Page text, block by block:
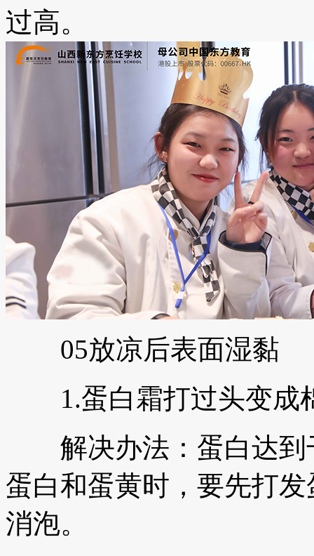
过高。
05放凉后表面湿黏
1.蛋白霜打过头变成
解决办法：蛋白达到
蛋白和蛋黄时，要先打
消泡。